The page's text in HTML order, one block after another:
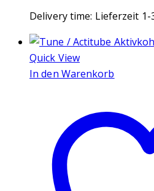
Delivery time: Lieferzeit 1-
Quick View
In den Warenkorb